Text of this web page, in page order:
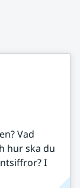
Vad
hur ska du
I